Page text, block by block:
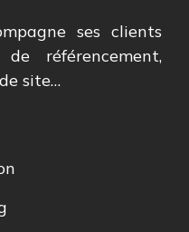
ses clients
référencement,
site…